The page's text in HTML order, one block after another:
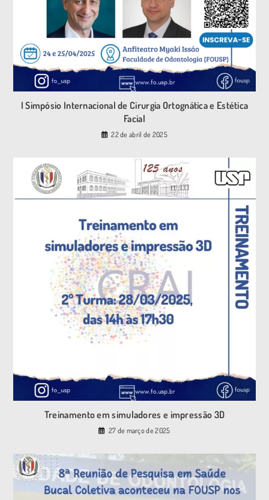
I Simpósio Internacional de Cirurgia Ortognática e Estética
Facial
22 de abril de 2025
Treinamento em simuladores e impressão 3D
27 de março de 2025